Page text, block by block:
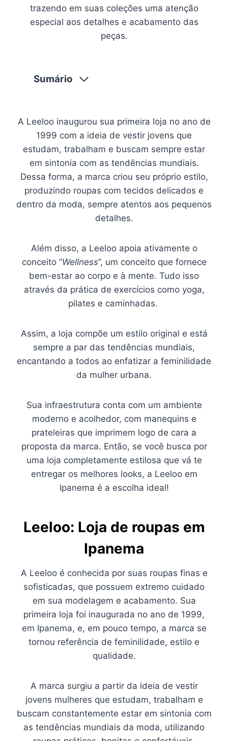
trazendo em suas coleções uma atenção
especial aos detalhes e acabamento das
peças.
Sumário
A Leeloo inaugurou sua primeira loja no ano de
1999 com a ideia de vestir jovens que
estudam, trabalham e buscam sempre estar
em sintonia com as tendências mundiais.
Dessa forma, a marca criou seu próprio estilo,
produzindo roupas com tecidos delicados e
dentro da moda, sempre atentos aos pequenos
detalhes.
Além disso, a Leeloo apoia ativamente o
conceito “Wellness”, um conceito que fornece
bem-estar ao corpo e à mente. Tudo isso
através da prática de exercícios como yoga,
pilates e caminhadas.
Assim, a loja compõe um estilo original e está
sempre a par das tendências mundiais,
encantando a todos ao enfatizar a feminilidade
da mulher urbana.
Sua infraestrutura conta com um ambiente
moderno e acolhedor, com manequins e
prateleiras que imprimem logo de cara a
proposta da marca. Então, se você busca por
uma loja completamente estilosa que vá te
entregar os melhores looks, a Leeloo em
Ipanema é a escolha ideal!
Leeloo: Loja de roupas em
Ipanema
A Leeloo é conhecida por suas roupas finas e
sofisticadas, que possuem extremo cuidado
em sua modelagem e acabamento. Sua
primeira loja foi inaugurada no ano de 1999,
em Ipanema, e, em pouco tempo, a marca se
tornou referência de feminilidade, estilo e
qualidade.
A marca surgiu a partir da ideia de vestir
jovens mulheres que estudam, trabalham e
buscam constantemente estar em sintonia com
as tendências mundiais da moda, utilizando